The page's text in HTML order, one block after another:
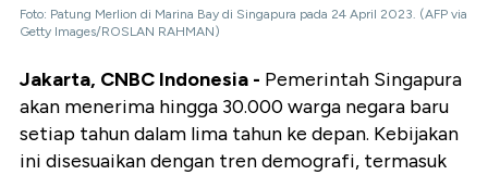
Foto: Patung Merlion di Marina Bay di Singapura pada 24 April 2023. (AFP via
Getty Images/ROSLAN RAHMAN)
Jakarta, CNBC Indonesia - Pemerintah Singapura
akan menerima hingga 30.000 warga negara baru
setiap tahun dalam lima tahun ke depan. Kebijakan
ini disesuaikan dengan tren demografi, termasuk